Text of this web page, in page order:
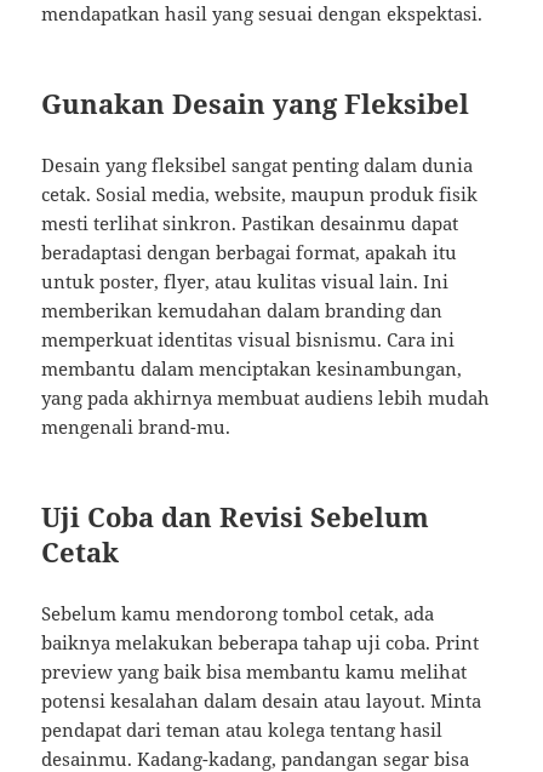
mendapatkan hasil yang sesuai dengan ekspektasi.
Gunakan Desain yang Fleksibel
Desain yang fleksibel sangat penting dalam dunia
cetak. Sosial media, website, maupun produk fisik
mesti terlihat sinkron. Pastikan desainmu dapat
beradaptasi dengan berbagai format, apakah itu
untuk poster, flyer, atau kulitas visual lain. Ini
memberikan kemudahan dalam branding dan
memperkuat identitas visual bisnismu. Cara ini
membantu dalam menciptakan kesinambungan,
yang pada akhirnya membuat audiens lebih mudah
mengenali brand-mu.
Uji Coba dan Revisi Sebelum
Cetak
Sebelum kamu mendorong tombol cetak, ada
baiknya melakukan beberapa tahap uji coba. Print
preview yang baik bisa membantu kamu melihat
potensi kesalahan dalam desain atau layout. Minta
pendapat dari teman atau kolega tentang hasil
desainmu. Kadang-kadang, pandangan segar bisa